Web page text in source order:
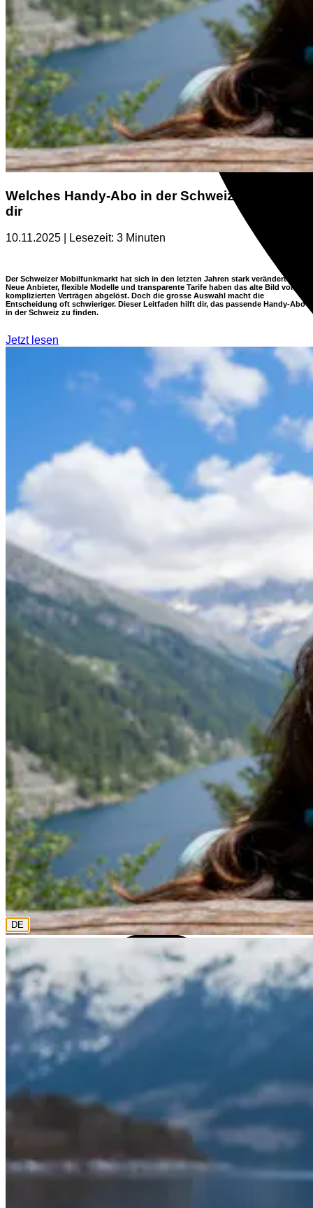
0800 18 18 18
Die aktuelle Sprache ist Deutsch. Bitte wähle eine andere
aus diesem Menü, wenn Du sie ändern möchtest.
DE
Welches Handy-Abo in der Schweiz passt zu
dir
10.11.2025 | Lesezeit: 3 Minuten
Der Schweizer Mobilfunkmarkt hat sich in den letzten Jahren stark verändert.
Neue Anbieter, flexible Modelle und transparente Tarife haben das alte Bild von
komplizierten Verträgen abgelöst. Doch die grosse Auswahl macht die
Entscheidung oft schwieriger. Dieser Leitfaden hilft dir, das passende Handy-Abo
in der Schweiz zu finden.
Jetzt lesen